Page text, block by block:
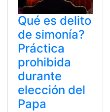
Qué es delito
de simonía?
Práctica
prohibida
durante
elección del
Papa